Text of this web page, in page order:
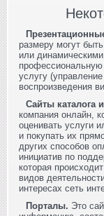
размеру могут
или
услугу
воспроизведения
Сайты каталога
компания онлайн,
оценивать услуги
и покупать их
других способов
инициатив по
которая
видов
интересах сеть
Порталы. Это